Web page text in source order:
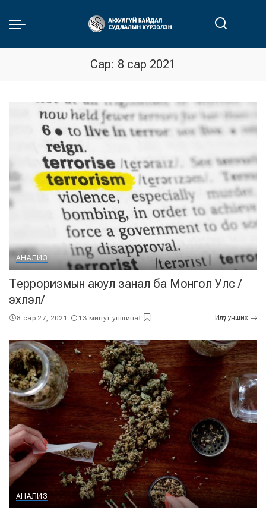
Сар: 8 сар 2021
АНАЛИЗ
Терроризмын аюул занал ба Монгол Улс /
эхлэл/
8 сар 27, 2021 13 минут уншина Илүүг унших
АНАЛИЗ